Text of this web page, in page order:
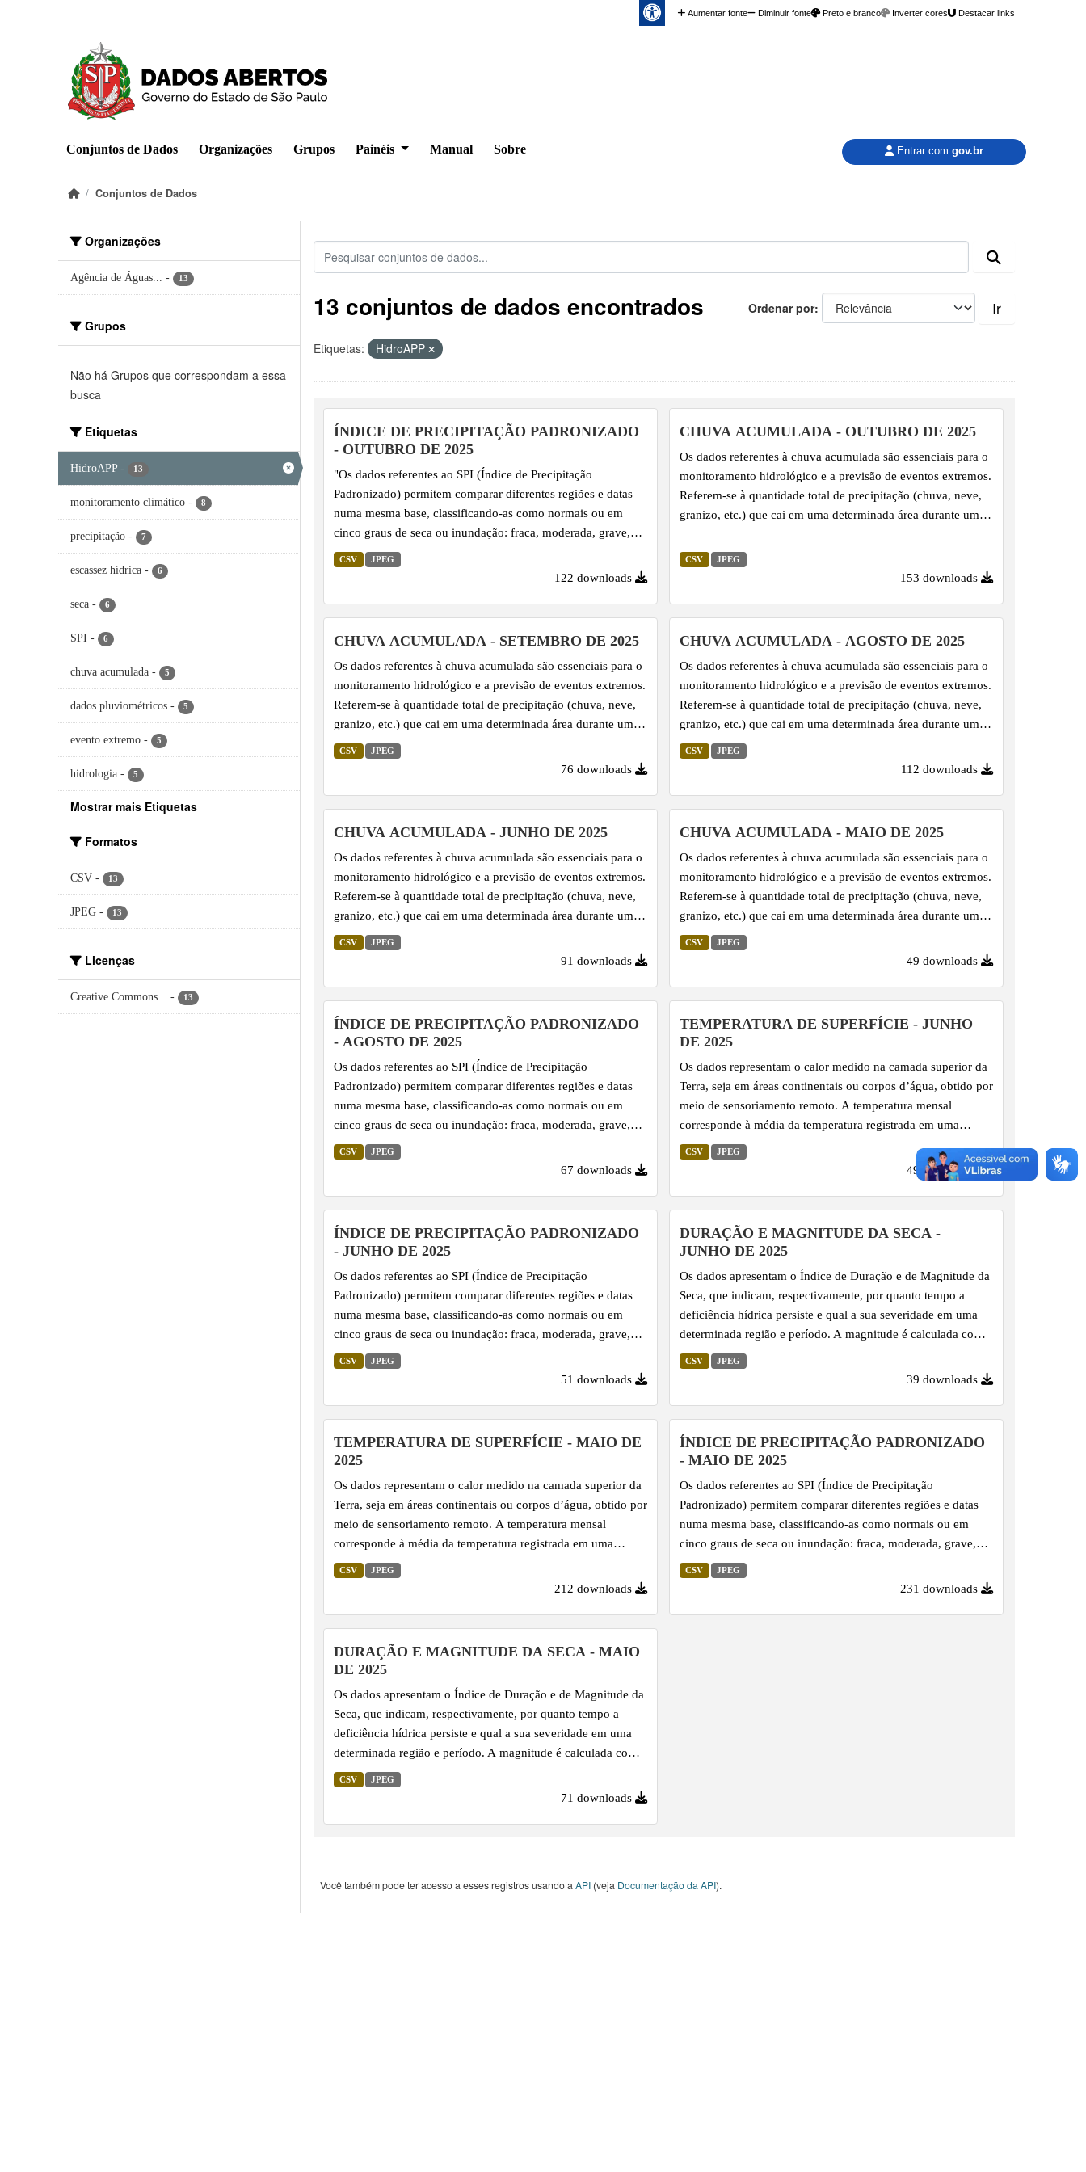
Aumentar fonte Diminuir fonte Preto e branco Inverter cores Destacar links
Conjuntos de Dados Organizações Grupos Painéis Manual Sobre Entrar com gov.br
Conjuntos de Dados
Organizações
Agência de Águas... - 13
Grupos
Não há Grupos que correspondam a essa
busca
Etiquetas
HidroAPP - 13
monitoramento climático - 8
precipitação - 7
escassez hídrica - 6
seca - 6
SPI - 6
chuva acumulada - 5
dados pluviométricos - 5
evento extremo - 5
hidrologia - 5
Mostrar mais Etiquetas
Formatos
CSV - 13
JPEG - 13
Licenças
Creative Commons... - 13
Ordenar por Ir
13 conjuntos de dados encontrados
Etiquetas: HidroAPP
ÍNDICE DE PRECIPITAÇÃO PADRONIZADO
- OUTUBRO DE 2025
"Os dados referentes ao SPI (Índice de Precipitação
Padronizado) permitem comparar diferentes regiões e datas
numa mesma base, classificando-as como normais ou em
cinco graus de seca ou inundação: fraca, moderada, grave,
extrema e excepcional. O SPI é calculado com base na série
histórica de precipitação, utilizando uma função de
anomalias de precipitação de modo abrangente, facilitando a
identificação de condições de...
CSV JPEG
122 downloads
CHUVA ACUMULADA - OUTUBRO DE 2025
Os dados referentes à chuva acumulada são essenciais para o
monitoramento hidrológico e a previsão de eventos extremos.
Referem-se à quantidade total de precipitação (chuva, neve,
granizo, etc.) que cai em uma determinada área durante um
CSV JPEG
153 downloads
CHUVA ACUMULADA - SETEMBRO DE 2025
Os dados referentes à chuva acumulada são essenciais para o
monitoramento hidrológico e a previsão de eventos extremos.
Referem-se à quantidade total de precipitação (chuva, neve,
granizo, etc.) que cai em uma determinada área durante um
período específico, registrada em pontos de monitoramento.
CSV JPEG
76 downloads
CHUVA ACUMULADA - AGOSTO DE 2025
Os dados referentes à chuva acumulada são essenciais para o
monitoramento hidrológico e a previsão de eventos extremos.
Referem-se à quantidade total de precipitação (chuva, neve,
granizo, etc.) que cai em uma determinada área durante um
período específico, registrada em pontos de monitoramento.
CSV JPEG
112 downloads
CHUVA ACUMULADA - JUNHO DE 2025
Os dados referentes à chuva acumulada são essenciais para o
monitoramento hidrológico e a previsão de eventos extremos.
Referem-se à quantidade total de precipitação (chuva, neve,
granizo, etc.) que cai em uma determinada área durante um
período específico, registrada em pontos de monitoramento.
CSV JPEG
91 downloads
CHUVA ACUMULADA - MAIO DE 2025
Os dados referentes à chuva acumulada são essenciais para o
monitoramento hidrológico e a previsão de eventos extremos.
Referem-se à quantidade total de precipitação (chuva, neve,
granizo, etc.) que cai em uma determinada área durante um
período específico, registrada em pontos de monitoramento.
CSV JPEG
49 downloads
ÍNDICE DE PRECIPITAÇÃO PADRONIZADO
- AGOSTO DE 2025
Os dados referentes ao SPI (Índice de Precipitação
Padronizado) permitem comparar diferentes regiões e datas
numa mesma base, classificando-as como normais ou em
cinco graus de seca ou inundação: fraca, moderada, grave,
extrema e excepcional. O SPI é calculado com base na série
histórica de precipitação, utilizando uma função de
anomalias de precipitação de modo abrangente, facilitando a
identificação de condições de seca...
CSV JPEG
67 downloads
TEMPERATURA DE SUPERFÍCIE - JUNHO
DE 2025
Os dados representam o calor medido na camada superior da
Terra, seja em áreas continentais ou corpos d’água, obtido por
meio de sensoriamento remoto. A temperatura mensal
corresponde à média da temperatura registrada em uma
região ao longo do mês, expressa em graus Celsius. Este
indicador é importante para entender as variações climáticas,
as tendências sazonais e para identificar fenômenos como
CSV JPEG
49 downloads
ÍNDICE DE PRECIPITAÇÃO PADRONIZADO
- JUNHO DE 2025
Os dados referentes ao SPI (Índice de Precipitação
Padronizado) permitem comparar diferentes regiões e datas
numa mesma base, classificando-as como normais ou em
cinco graus de seca ou inundação: fraca, moderada, grave,
extrema e excepcional. O SPI é calculado com base na série
histórica de precipitação, utilizando uma função de
anomalias de precipitação de modo abrangente, facilitando a
identificação de condições de seca...
CSV JPEG
51 downloads
DURAÇÃO E MAGNITUDE DA SECA -
JUNHO DE 2025
Os dados apresentam o Índice de Duração e de Magnitude da
Seca, que indicam, respectivamente, por quanto tempo a
deficiência hídrica persiste e qual a sua severidade em uma
determinada região e período. A magnitude é calculada com
base na duração e na intensidade do déficit hídrico, ou seja,
no somatório dos valores do Índice de Precipitação
CSV JPEG
39 downloads
TEMPERATURA DE SUPERFÍCIE - MAIO DE
2025
Os dados representam o calor medido na camada superior da
Terra, seja em áreas continentais ou corpos d’água, obtido por
meio de sensoriamento remoto. A temperatura mensal
corresponde à média da temperatura registrada em uma
região ao longo do mês, expressa em graus Celsius. Este
indicador é importante para entender as variações climáticas,
CSV JPEG
212 downloads
ÍNDICE DE PRECIPITAÇÃO PADRONIZADO
- MAIO DE 2025
Os dados referentes ao SPI (Índice de Precipitação
Padronizado) permitem comparar diferentes regiões e datas
numa mesma base, classificando-as como normais ou em
cinco graus de seca ou inundação: fraca, moderada, grave,
extrema e excepcional. O SPI é calculado com base na série
histórica de precipitação, utilizando uma função de
CSV JPEG
231 downloads
DURAÇÃO E MAGNITUDE DA SECA - MAIO
DE 2025
Os dados apresentam o Índice de Duração e de Magnitude da
Seca, que indicam, respectivamente, por quanto tempo a
deficiência hídrica persiste e qual a sua severidade em uma
determinada região e período. A magnitude é calculada com
base na duração e na intensidade do déficit hídrico, ou seja,
no somatório dos valores do Índice de Precipitação
CSV JPEG
71 downloads
Você também pode ter acesso a esses registros usando a API (veja Documentação da API).